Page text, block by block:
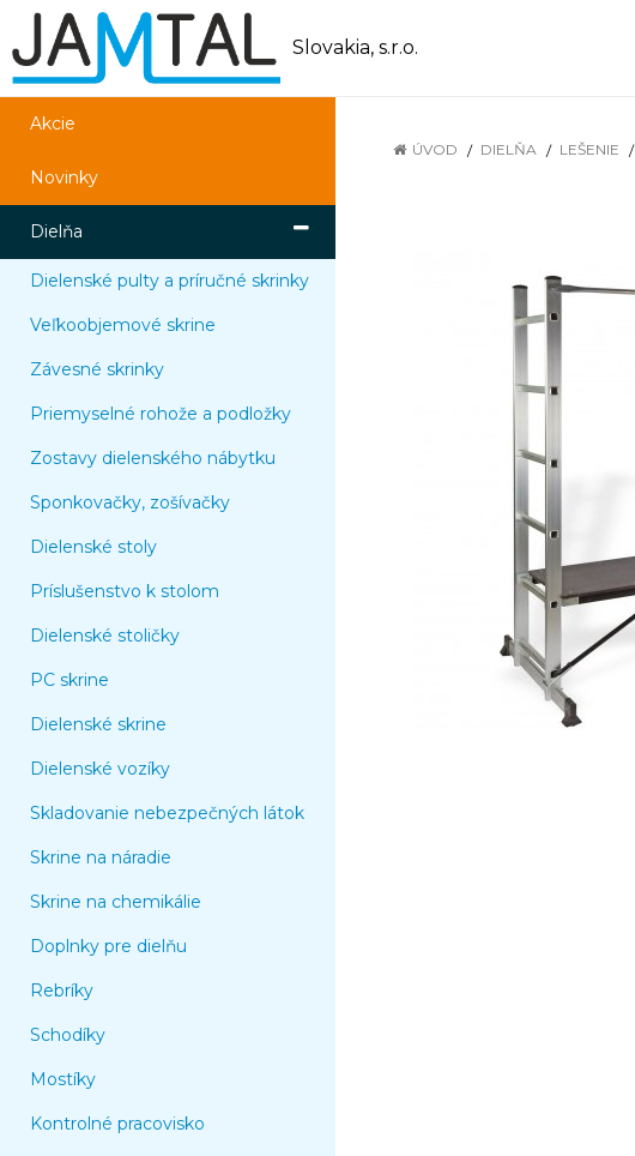
Slovakia, s.r.o.
Akcie
Novinky
Dielňa
Dielenské pulty a príručné skrinky
Veľkoobjemové skrine
Závesné skrinky
Priemyselné rohože a podložky
Zostavy dielenského nábytku
Sponkovačky, zošívačky
Dielenské stoly
Príslušenstvo k stolom
Dielenské stoličky
PC skrine
Dielenské skrine
Dielenské vozíky
Skladovanie nebezpečných látok
Skrine na náradie
Skrine na chemikálie
Doplnky pre dielňu
Rebríky
Schodíky
Mostíky
Kontrolné pracovisko
ÚVOD DIELŇA LEŠENIE